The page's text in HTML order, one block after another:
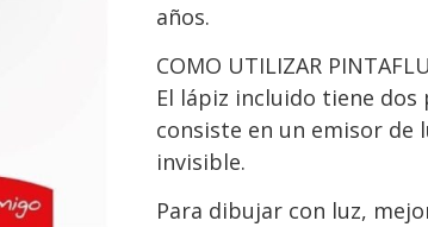
años.
COMO UTILIZAR
El lápiz incluido tiene
consiste en un emisor de
invisible.
Para dibujar con luz,